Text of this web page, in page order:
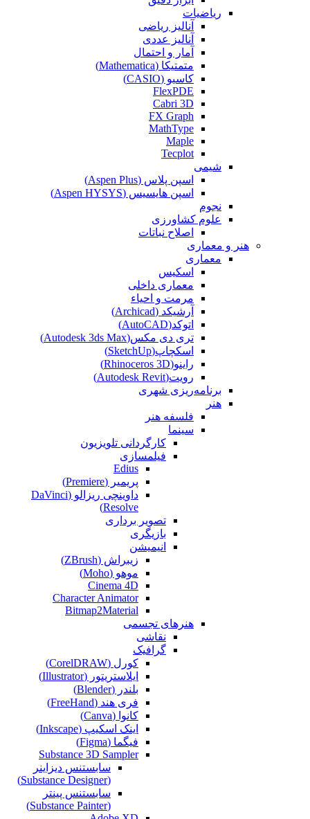
ریاضیات
آنالیز ریاضی
آنالیز عددی
آمار و احتمال
متمتیکا (Mathematica)
کاسیو (CASIO)
FlexPDE
Cabri 3D
FX Graph
MathType
Maple
Tecplot
شیمی
اسپن پلاس (Aspen Plus)
اسپن هایسیس (Aspen HYSYS)
نجوم
علوم کشاورزی
اصلاح نباتات
هنر و معماری
معماری
اسکیس
معماری داخلی
مرمت و احیاء
آرشیکد (Archicad)
اتوکد(AutoCAD)
تری دی مکس(Autodesk 3ds Max)
اسکچاپ(SketchUp)
راینو(Rhinoceros 3D)
رویت(Autodesk Revit)
برنامه‌ریزی شهری
هنر
فلسفه هنر
سینما
کارگردانی تلویزیون
فیلمسازی
Edius
پریمیر (Premiere)
داوینچی ریزالو (DaVinci
Resolve)
تصویر برداری
بازیگری
انیمیشن
زیبراش (ZBrush)
موهو (Moho)
Cinema 4D
Character Animator
Bitmap2Material
هنرهای تجسمی
نقاشی‌
گرافیک
کورل (CorelDRAW)
ایلاستریتور (Illustrator)
بلندر (Blender)
فری هند (FreeHand)
کانوا (Canva)
اینک اسکیپ (Inkscape)
فیگما (Figma‎)
Substance 3D Sampler
سابستنس دیزاینر
(Substance Designer)
سابستنس پینتر
(Substance Painter)